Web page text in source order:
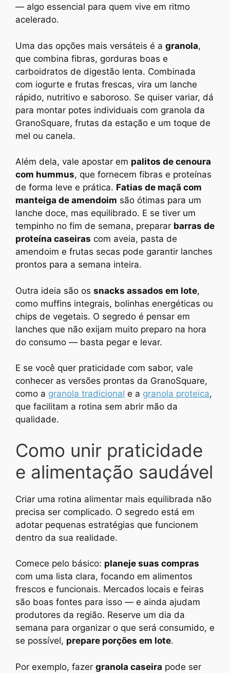
— algo essencial para quem vive em ritmo
acelerado.
Uma das opções mais versáteis é a granola,
que combina fibras, gorduras boas e
carboidratos de digestão lenta. Combinada
com iogurte e frutas frescas, vira um lanche
rápido, nutritivo e saboroso. Se quiser variar, dá
para montar potes individuais com granola da
GranoSquare, frutas da estação e um toque de
mel ou canela.
Além dela, vale apostar em palitos de cenoura
com hummus, que fornecem fibras e proteínas
de forma leve e prática. Fatias de maçã com
manteiga de amendoim são ótimas para um
lanche doce, mas equilibrado. E se tiver um
tempinho no fim de semana, preparar barras de
proteína caseiras com aveia, pasta de
amendoim e frutas secas pode garantir lanches
prontos para a semana inteira.
Outra ideia são os snacks assados em lote,
como muffins integrais, bolinhas energéticas ou
chips de vegetais. O segredo é pensar em
lanches que não exijam muito preparo na hora
do consumo — basta pegar e levar.
E se você quer praticidade com sabor, vale
conhecer as versões prontas da GranoSquare,
como a granola tradicional e a granola proteica,
que facilitam a rotina sem abrir mão da
qualidade.
Como unir praticidade
e alimentação saudável
Criar uma rotina alimentar mais equilibrada não
precisa ser complicado. O segredo está em
adotar pequenas estratégias que funcionem
dentro da sua realidade.
Comece pelo básico: planeje suas compras
com uma lista clara, focando em alimentos
frescos e funcionais. Mercados locais e feiras
são boas fontes para isso — e ainda ajudam
produtores da região. Reserve um dia da
semana para organizar o que será consumido, e
se possível, prepare porções em lote.
Por exemplo, fazer granola caseira pode ser